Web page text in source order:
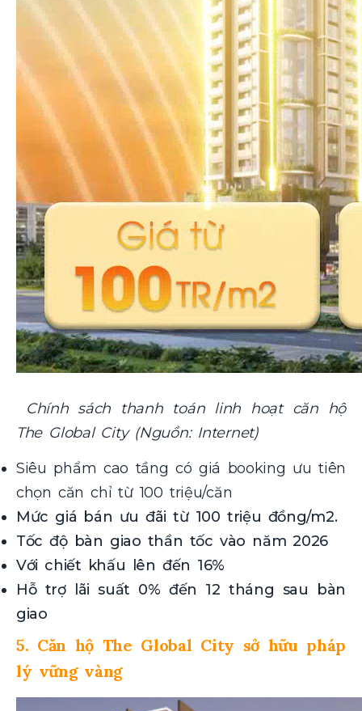
Chính sách thanh toán linh hoạt căn hộ
The Global City (Nguồn: Internet)
Siêu phẩm cao tầng có giá booking ưu tiên
chọn căn chỉ từ 100 triệu/căn
Mức giá bán ưu đãi từ 100 triệu đồng/m2.
Tốc độ bàn giao thần tốc vào năm 2026
Với chiết khấu lên đến 16%
Hỗ trợ lãi suất 0% đến 12 tháng sau bàn
giao
5. Căn hộ The Global City sở hữu pháp
lý vững vàng